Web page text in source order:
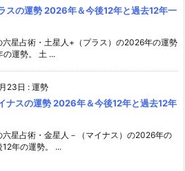
スの運勢 2026年＆今後12年と過去12年一
六星占術・土星人+（プラス）の2026年の運勢
の運勢。 土 ...
23日 : 運勢
ナスの運勢 2026年＆今後12年と過去12年
六星占術・金星人－（マイナス）の2026年の
年の運勢。 ...